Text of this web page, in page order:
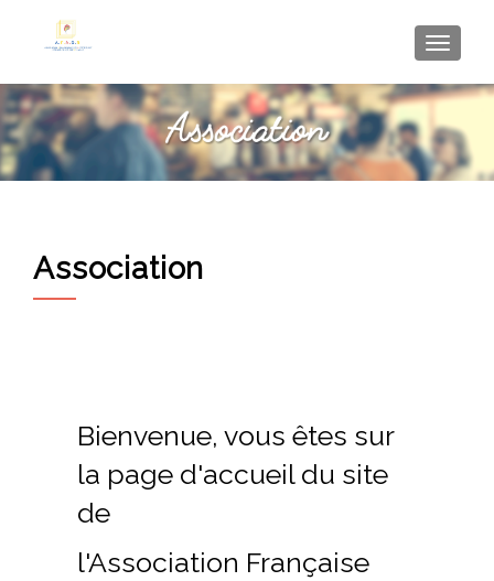
Association
Bienvenue, vous êtes sur
la page d'accueil du site
de
l'Association Française